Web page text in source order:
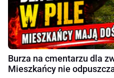
Burza na cmentarzu dla
Mieszkańcy nie